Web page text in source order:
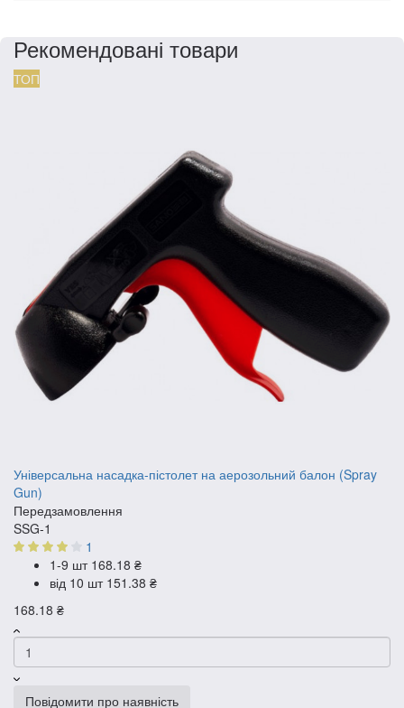
Рекомендовані товари
ТОП
Універсальна насадка-пістолет на аерозольний балон (Spray
Gun)
Передзамовлення
SSG-1
1
1-9 шт 168.18 ₴
від 10 шт 151.38 ₴
168.18 ₴
Повідомити про наявність